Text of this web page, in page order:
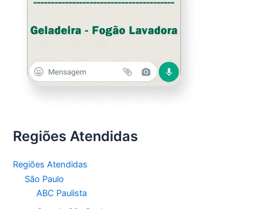
Regiões Atendidas
Regiões Atendidas
São Paulo
ABC Paulista